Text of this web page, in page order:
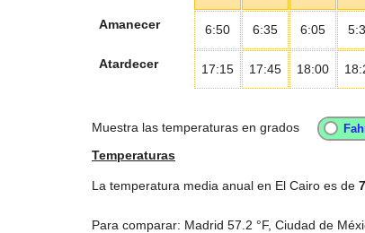
Amanecer 6:50 6:35 6:05
Atardecer 17:15 17:45 18:00
Muestra las temperaturas en grados
Temperaturas
La temperatura media anual en El Cairo es de
Para comparar: Madrid 57.2 °F, Ciudad de